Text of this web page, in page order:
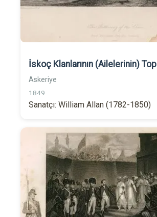
İskoç Klanlarının (Ailelerinin)
Askeriye
1849
Sanatçı: William Allan (1782-1850)